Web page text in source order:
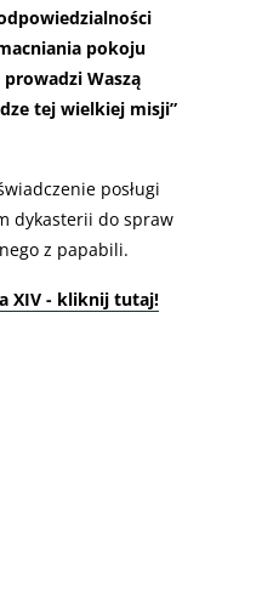
pokoju
Waszą
tej wielkiej misji”
posługi
dykasterii do spraw
z papabili.
XIV - kliknij tutaj!